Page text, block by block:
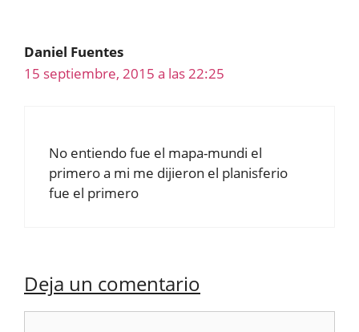
Daniel Fuentes
15 septiembre, 2015 a las 22:25
No entiendo fue el mapa-mundi el
primero a mi me dijieron el planisferio
fue el primero
Deja un comentario